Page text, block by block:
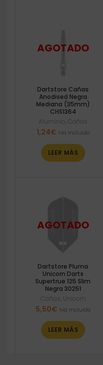
Dartstore Cañas
Anodised Negra
Mediana (35mm)
CHS1364
Aluminio Cañas
1,24€ Iva incluido
LEER MÁS
Dartstore Pluma
Unicorn Darts
Supertrue 125 Slim
Negra 30251
Cañas Unicorn
5,50€ Iva incluido
LEER MÁS